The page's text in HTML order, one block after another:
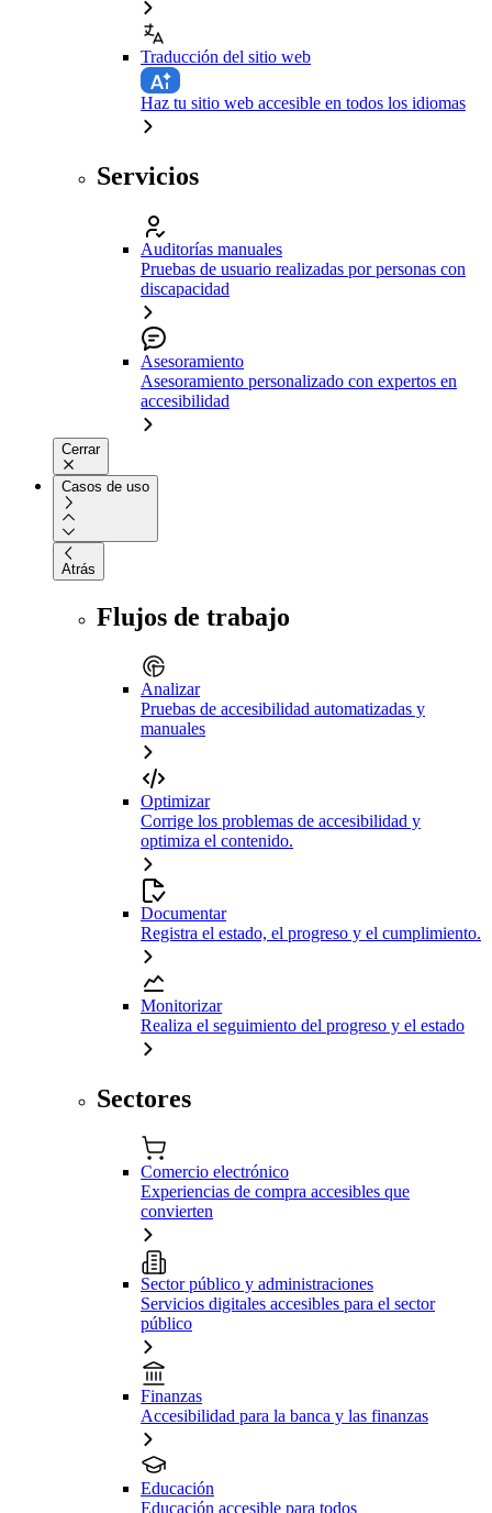
Traducción del sitio web
Haz tu sitio web accesible en todos los idiomas
Servicios
Auditorías manuales
Pruebas de usuario realizadas por personas con
discapacidad
Asesoramiento
Asesoramiento personalizado con expertos en
accesibilidad
Cerrar
Casos de uso
Atrás
Flujos de trabajo
Analizar
Pruebas de accesibilidad automatizadas y
manuales
Optimizar
Corrige los problemas de accesibilidad y
optimiza el contenido.
Documentar
Registra el estado, el progreso y el cumplimiento.
Monitorizar
Realiza el seguimiento del progreso y el estado
Sectores
Comercio electrónico
Experiencias de compra accesibles que
convierten
Sector público y administraciones
Servicios digitales accesibles para el sector
público
Finanzas
Accesibilidad para la banca y las finanzas
Educación
Educación accesible para todos